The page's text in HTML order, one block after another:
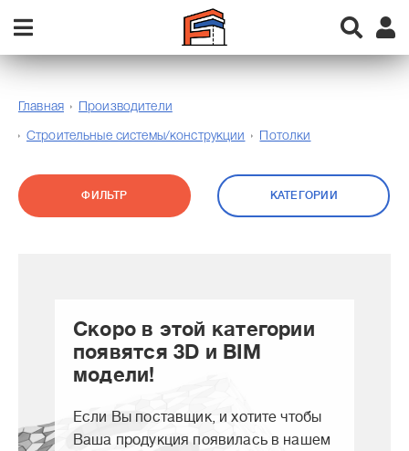
Главная Производители
Строительные системы/конструкции Потолки
ФИЛЬТР КАТЕГОРИИ
Скоро в этой категории
появятся 3D и BIM
модели!
Если Вы поставщик, и хотите чтобы
Ваша продукция появилась в нашем